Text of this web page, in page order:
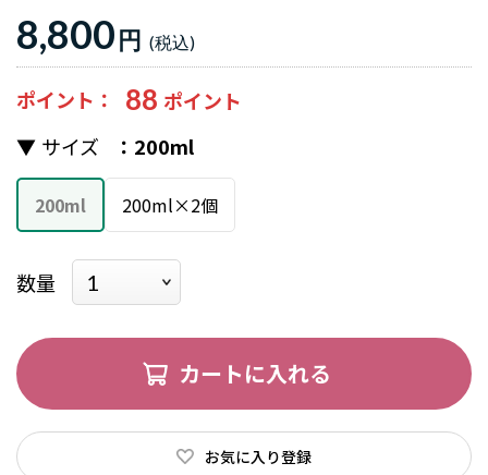
8,800円
ポイント 88
サイズ 200ml
200ml 200ml×2個
数量
カートに入れる
お気に入り登録